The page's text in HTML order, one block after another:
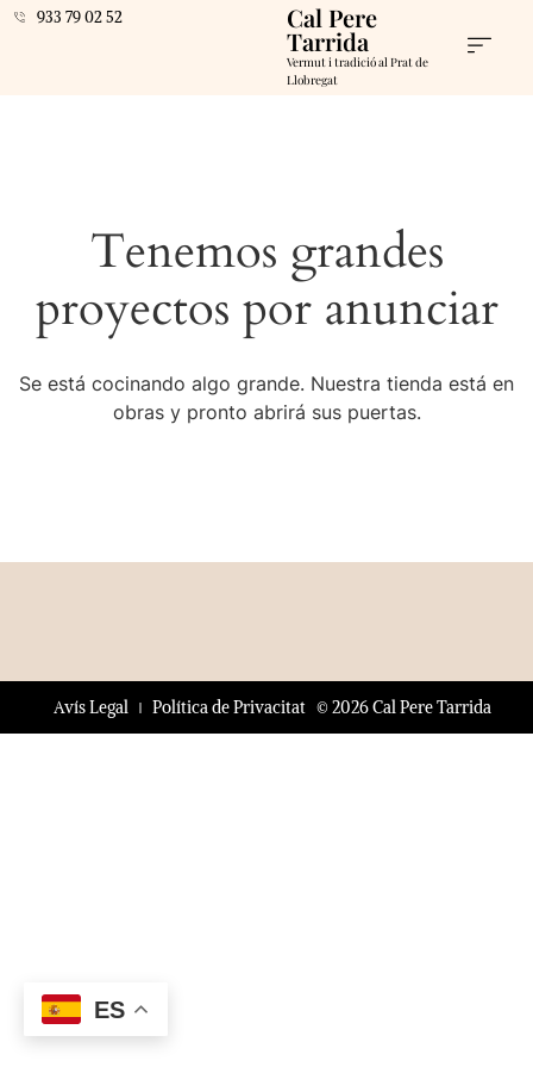
933 79 02 52 Cal Pere
Tarrida
Vermut i tradició al Prat de
Llobregat
Tenemos grandes
proyectos por anunciar
Se está cocinando algo grande. Nuestra tienda está en
obras y pronto abrirá sus puertas.
© 2026 Cal Pere Tarrida
Avís Legal Política de Privacitat
ES